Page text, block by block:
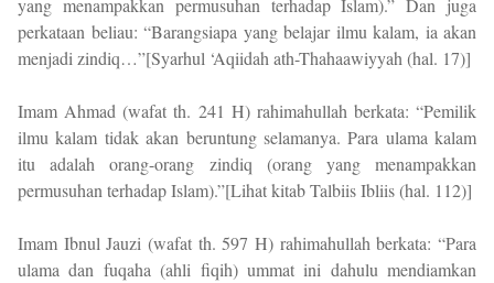
yang menampakkan permusuhan terhadap Islam).” Dan juga
perkataan beliau: “Barangsiapa yang belajar ilmu kalam, ia akan
menjadi zindiq…”[Syarhul ‘Aqiidah ath-Thahaawiyyah (hal. 17)]
Imam Ahmad (wafat th. 241 H) rahimahullah berkata: “Pemilik
ilmu kalam tidak akan beruntung selamanya. Para ulama kalam
itu adalah orang-orang zindiq (orang yang menampakkan
permusuhan terhadap Islam).”[Lihat kitab Talbiis Ibliis (hal. 112)]
Imam Ibnul Jauzi (wafat th. 597 H) rahimahullah berkata: “Para
ulama dan fuqaha (ahli fiqih) ummat ini dahulu mendiamkan